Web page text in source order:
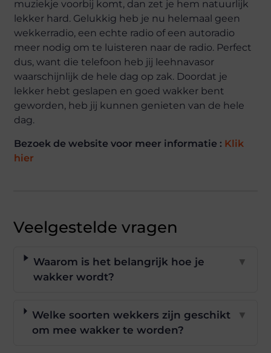
muziekje voorbij komt, dan zet je hem natuurlijk
lekker hard. Gelukkig heb je nu helemaal geen
wekkerradio, een echte radio of een autoradio
meer nodig om te luisteren naar de radio. Perfect
dus, want die telefoon heb jij leehnavasor
waarschijnlijk de hele dag op zak. Doordat je
lekker hebt geslapen en goed wakker bent
geworden, heb jij kunnen genieten van de hele
dag.
Bezoek de website voor meer informatie : Klik
hier
Veelgestelde vragen
Waarom is het belangrijk hoe je
wakker wordt?
▼
Welke soorten wekkers zijn geschikt
om mee wakker te worden?
▼